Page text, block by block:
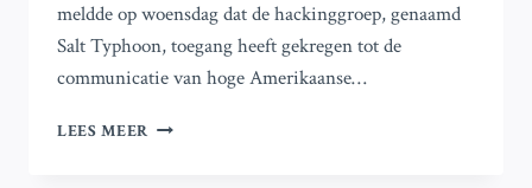
meldde op woensdag dat de hackinggroep, genaamd
Salt Typhoon, toegang heeft gekregen tot de
communicatie van hoge Amerikaanse…
LEES MEER VS: